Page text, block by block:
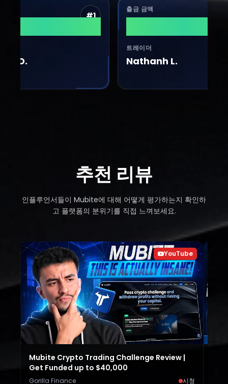
#1
출금 금액
$37,900
트레이더
Nathanh L.
추천 리뷰
인플루언서들이 Mubite에 대해 어떻게 평가하는지 확인하
고 플랫폼의 분위기를 직접 느껴보세요.
YouTube
Mubite Crypto Trading Challenge Review |
Get Funded up to $40,000
Gorilla Finance 시청